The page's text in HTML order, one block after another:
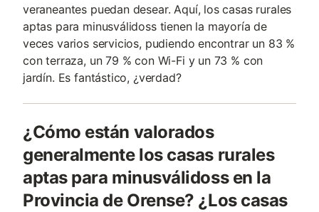
veraneantes puedan desear. Aquí, los casas rurales
aptas para minusválidoss tienen la mayoría de
veces varios servicios, pudiendo encontrar un 83 %
con terraza, un 79 % con Wi-Fi y un 73 % con
jardín. Es fantástico, ¿verdad?
¿Cómo están valorados
generalmente los casas rurales
aptas para minusválidoss en la
Provincia de Orense? ¿Los casas